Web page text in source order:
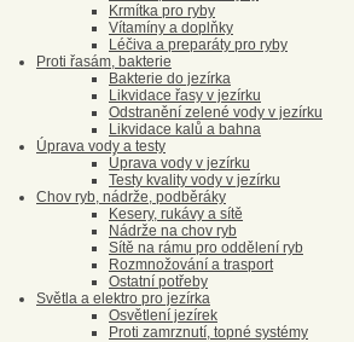
Krmítka pro ryby
Vítamíny a doplňky
Léčiva a preparáty pro ryby
Proti řasám, bakterie
Bakterie do jezírka
Likvidace řasy v jezírku
Odstranění zelené vody v jezírku
Likvidace kalů a bahna
Úprava vody a testy
Úprava vody v jezírku
Testy kvality vody v jezírku
Chov ryb, nádrže, podběráky
Kesery, rukávy a sítě
Nádrže na chov ryb
Sítě na rámu pro oddělení ryb
Rozmnožování a trasport
Ostatní potřeby
Světla a elektro pro jezírka
Osvětlení jezírek
Proti zamrznutí, topné systémy